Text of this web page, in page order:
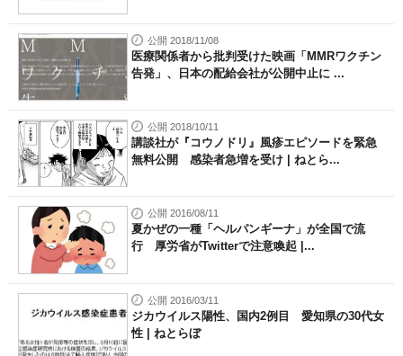
公開 2018/11/08
医療関係者から批判受けた映画「MMRワクチン
告発」、日本の配給会社が公開中止に ...
公開 2018/10/11
講談社が『コウノドリ』風疹エピソードを緊急
無料公開 感染者急増を受け | ねとら...
公開 2016/08/11
夏かぜの一種「ヘルパンギーナ」が全国で流
行 厚労省がTwitterで注意喚起 |...
公開 2016/03/11
ジカウイルス陽性、国内2例目 愛知県の30代女
性 | ねとらぼ